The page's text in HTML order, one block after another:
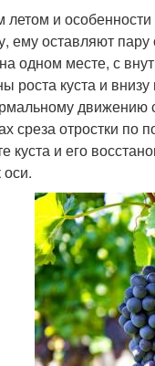
летом и
ему оставляют
одном месте, с
роста куста и
движению
среза отростки по
куста и его